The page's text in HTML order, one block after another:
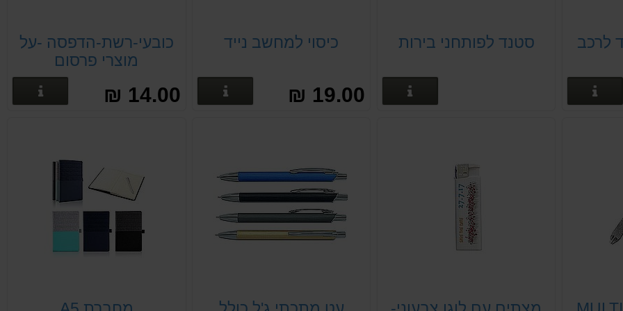
לרכב סטנד לפותחני בירות
פרטים נוספים
כיסוי למחשב נייד
19.00 ₪ פרטים נוספים
כובעי-רשת-הדפסה -על
מוצרי פרסום
14.00 ₪